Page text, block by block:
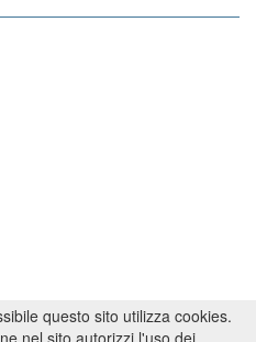
questo sito utilizza cookies.
nel sito autorizzi l'uso dei